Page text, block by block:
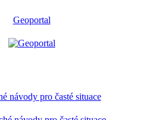
Geoportal
návody pro časté situace